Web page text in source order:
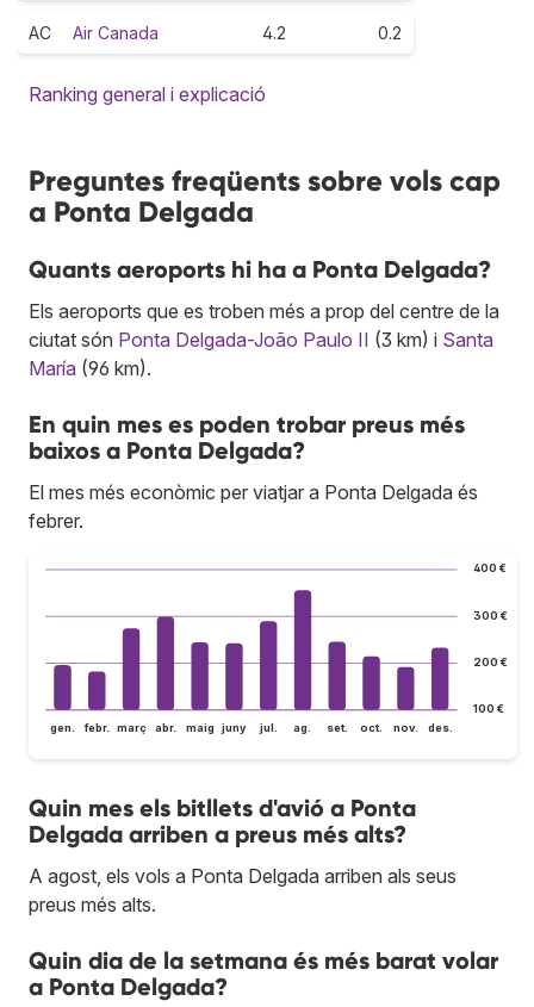
AC Air Canada 4.2 0.2
Ranking general i explicació
Preguntes freqüents sobre vols cap
a Ponta Delgada
Quants aeroports hi ha a Ponta Delgada?
Els aeroports que es troben més a prop del centre de la
ciutat són Ponta Delgada-João Paulo II (3 km) i Santa
María (96 km).
En quin mes es poden trobar preus més
baixos a Ponta Delgada?
El mes més econòmic per viatjar a Ponta Delgada és
febrer.
100 €
200 €
300 €
400 €
gen. febr. març abr. maig juny jul. ag. set. oct. nov. des.
Quin mes els bitllets d'avió a Ponta
Delgada arriben a preus més alts?
A agost, els vols a Ponta Delgada arriben als seus
preus més alts.
Quin dia de la setmana és més barat volar
a Ponta Delgada?